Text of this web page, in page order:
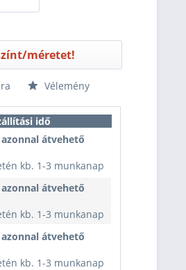
méretet!
Vélemény
idő
átvehető
kb. 1-3 munkanap
átvehető
kb. 1-3 munkanap
átvehető
kb. 1-3 munkanap